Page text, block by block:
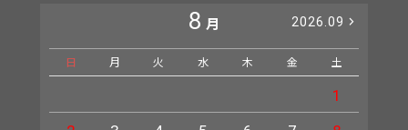
8 月 2026.09
日 月 火 水 木 金 土
1